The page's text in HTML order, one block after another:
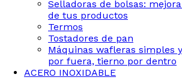
Selladoras de bolsas:
de tus productos
Termos
Tostadores de pan
Máquinas wafleras simples
por fuera, tierno por dentro
ACERO INOXIDABLE